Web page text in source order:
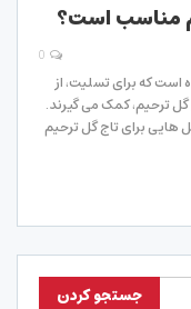
مناسب است؟
که برای تسلیت، از
ترحیم، کمک می گیرند.
هایی برای تاج گل ترحیم